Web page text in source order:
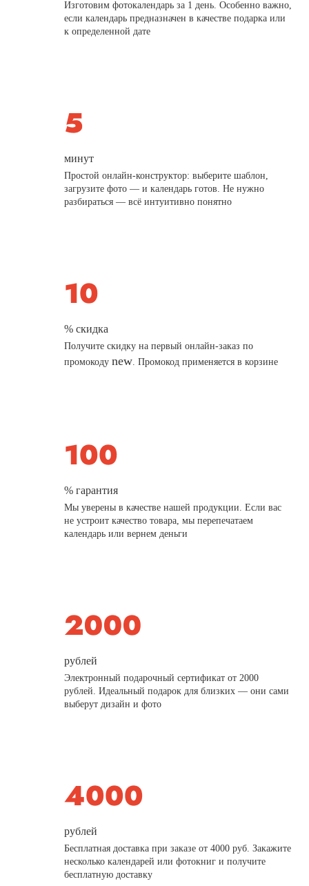
Изготовим фотокалендарь за 1 день. Особенно важно,
если календарь предназначен в качестве подарка или
к определенной дате
минут
Простой онлайн-конструктор: выберите шаблон,
загрузите фото — и календарь готов. Не нужно
разбираться — всё интуитивно понятно
% скидка
Получите скидку на первый онлайн-заказ по
промокодуnew. Промокод применяется в корзине
% гарантия
Мы уверены в качестве нашей продукции. Если вас
не устроит качество товара, мы перепечатаем
календарь или вернем деньги
рублей
Электронный подарочный сертификат от 2000
рублей. Идеальный подарок для близких — они сами
выберут дизайн и фото
рублей
Бесплатная доставка при заказе от 4000 руб. Закажите
несколько календарей или фотокниг и получите
бесплатную доставку